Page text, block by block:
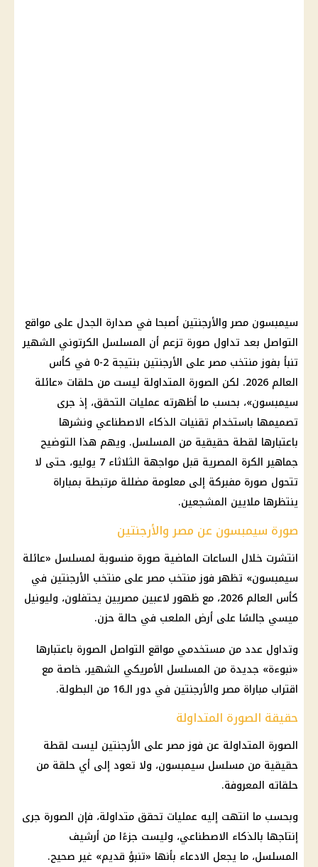
سيمبسون مصر والأرجنتين أصبحا في صدارة الجدل على مواقع
التواصل بعد تداول صورة تزعم أن المسلسل الكرتوني الشهير
تنبأ بفوز منتخب مصر على الأرجنتين بنتيجة 2-0 في كأس
العالم 2026. لكن الصورة المتداولة ليست من حلقات «عائلة
سيمبسون»، بحسب ما أظهرته عمليات التحقق، إذ جرى
تصميمها باستخدام تقنيات الذكاء الاصطناعي ونشرها
باعتبارها لقطة حقيقية من المسلسل. ويهم هذا التوضيح
جماهير الكرة المصرية قبل مواجهة الثلاثاء 7 يوليو، حتى لا
تتحول صورة مفبركة إلى معلومة مضللة مرتبطة بمباراة
ينتظرها ملايين المشجعين.
صورة سيمبسون عن مصر والأرجنتين
انتشرت خلال الساعات الماضية صورة منسوبة لمسلسل «عائلة
سيمبسون» تظهر فوز منتخب مصر على منتخب الأرجنتين في
كأس العالم 2026، مع ظهور لاعبين مصريين يحتفلون، وليونيل
ميسي جالسًا على أرض الملعب في حالة حزن.
وتداول عدد من مستخدمي مواقع التواصل الصورة باعتبارها
«نبوءة» جديدة من المسلسل الأمريكي الشهير، خاصة مع
اقتراب مباراة مصر والأرجنتين في دور الـ16 من البطولة.
حقيقة الصورة المتداولة
الصورة المتداولة عن فوز مصر على الأرجنتين ليست لقطة
حقيقية من مسلسل سيمبسون، ولا تعود إلى أي حلقة من
حلقاته المعروفة.
وبحسب ما انتهت إليه عمليات تحقق متداولة، فإن الصورة جرى
إنتاجها بالذكاء الاصطناعي، وليست جزءًا من أرشيف
المسلسل، ما يجعل الادعاء بأنها «تنبؤ قديم» غير صحيح.